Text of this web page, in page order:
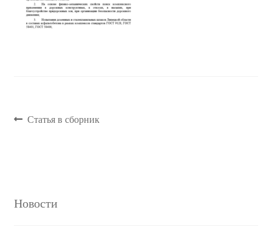
Навигация
Предыдущая
Статья в сборник
Новости